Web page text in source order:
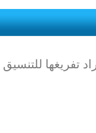
تفريغها